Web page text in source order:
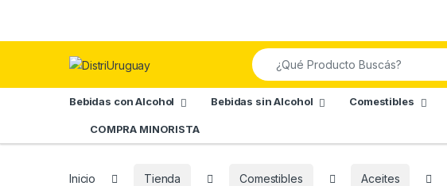
Search for:
Bebidas con Alcohol Bebidas sin Alcohol Comestibles
COMPRA MINORISTA
Inicio Tienda Comestibles Aceites